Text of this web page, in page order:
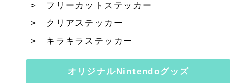
フリーカットステッカー
クリアステッカー
キラキラステッカー
オリジナルNintendoグッズ